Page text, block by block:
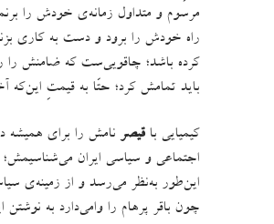
مرسوم و متداول زمانه‌ی خودش را
راه خودش را برود و دست به کاری
کرده باشد؛ چاقویی‌ست که ضامنش را
باید تمامش کرد؛ حتّا به قیمتِ این‌که
کیمیایی باقیصر نامش را برای همیشه
اجتماعی و سیاسی ایران
این‌طور به‌نظر می‌رسد و از زمینه‌ی
چون باقر پرهام را وامی‌دارد به نوشتن